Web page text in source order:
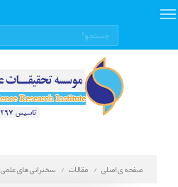
صفحه ی اصلی مقالات سخنرانی های علمی